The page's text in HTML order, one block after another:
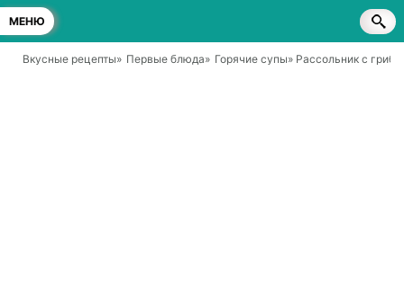
МЕНЮ
Вкусные рецепты» Первые блюда» Горячие супы» Рассольник с